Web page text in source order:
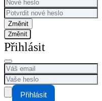
Změnit
Přihlásit
Přihlásit